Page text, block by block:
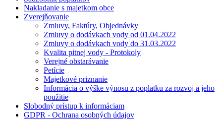
Nakladanie s majetkom obce
Zverejňovanie
Zmluvy, Faktúry, Objednávky
Zmluvy o dodávkach vody od 01.04.2022
Zmluvy o dodávkach vody do 31.03.2022
Kvalita pitnej vody - Protokoly
Verejné obstarávanie
Petície
Majetkové priznanie
Informácia o výške výnosu z poplatku za rozvoj a jeho
použitie
Slobodný prístup k informáciam
GDPR - Ochrana osobných údajov